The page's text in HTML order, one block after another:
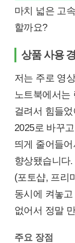
마치 넓은 고
할까요?
상품 사용
저는 주로 영
노트북에서는
걸려서 힘들
2025로 바꾸
띄게 줄어들
향상됐습니다
(포토샵, 프리
동시에 켜놓
없어서 정말
주요 장점